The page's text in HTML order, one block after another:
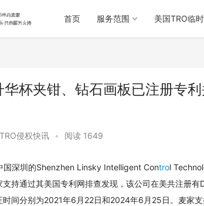
首页 服务范围 美国TRO临
杯夹钳、钻石画板已注册专
TRO侵权快讯 • 阅读 1649
国深圳的Shenzhen Linsky Intelligent Control
持通过其美国专利网排查发现，该公司在美共注册
间分别为2021年6月22日和2024年6月25日。麦家